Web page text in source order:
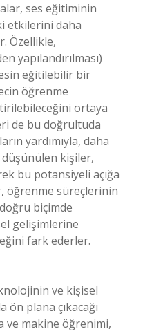
ses eğitiminin
etkilerini daha
Özellikle,
yapılandırılması)
eğitilebilir bir
öğrenme
ortaya
de bu doğrultuda
yardımıyla, daha
düşünülen kişiler,
bu potansiyeli açığa
öğrenme süreçlerinin
biçimde
gelişimlerine
fark ederler.
ve kişisel
ön plana çıkacağı
ve makine öğrenimi,